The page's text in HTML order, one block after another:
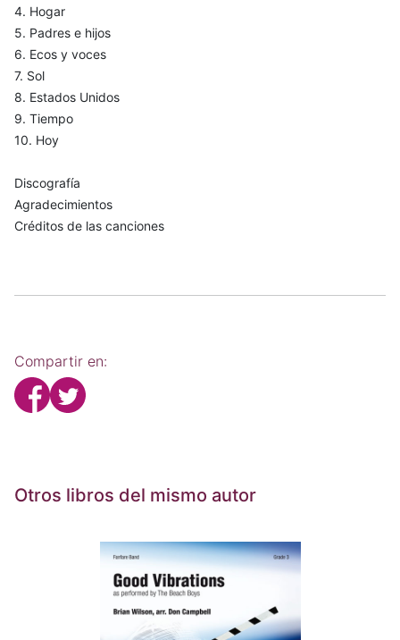
4. Hogar
5. Padres e hijos
6. Ecos y voces
7. Sol
8. Estados Unidos
9. Tiempo
10. Hoy
Discografía
Agradecimientos
Créditos de las canciones
Compartir en:
Otros libros del mismo autor